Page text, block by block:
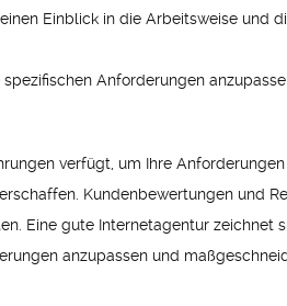
Einblick in die Arbeitsweise und
Anforderungen
verfügt, um Ihre Anforderungen
Kundenbewertungen und
Eine gute Internetagentur zeichnet
anzupassen und